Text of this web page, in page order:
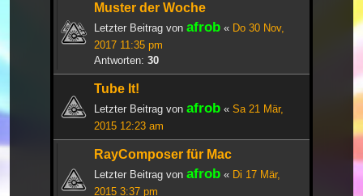
Muster der Woche
Letzter Beitrag von afrob « Do 30 Nov,
2017 11:35 pm
Antworten: 30
Tube It!
Letzter Beitrag von afrob « Sa 21 Mär,
2015 12:23 am
RayComposer für Mac
Letzter Beitrag von afrob « Di 17 Mär,
2015 3:37 pm